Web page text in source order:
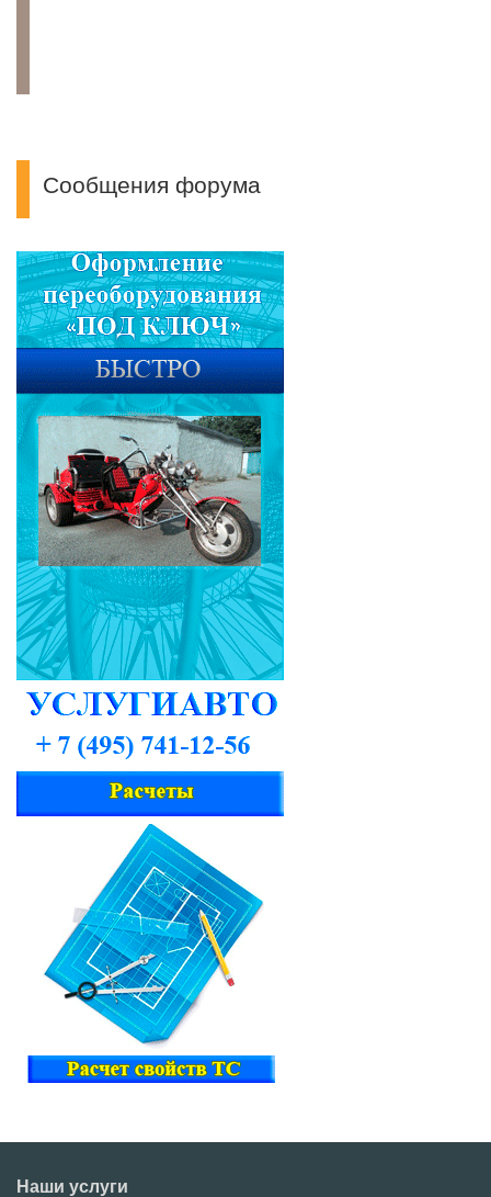
Сообщения форума
Наши услуги